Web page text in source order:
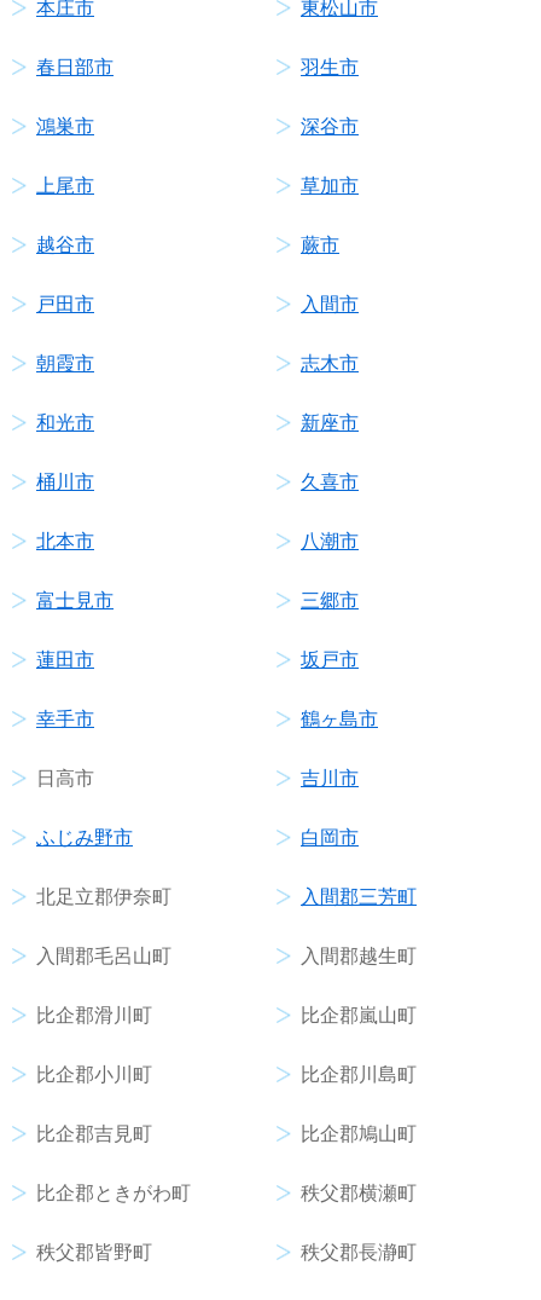
本庄市 東松山市
春日部市 羽生市
鴻巣市 深谷市
上尾市 草加市
越谷市 蕨市
戸田市 入間市
朝霞市 志木市
和光市 新座市
桶川市 久喜市
北本市 八潮市
富士見市 三郷市
蓮田市 坂戸市
幸手市 鶴ヶ島市
日高市 吉川市
ふじみ野市 白岡市
北足立郡伊奈町 入間郡三芳町
入間郡毛呂山町 入間郡越生町
比企郡滑川町 比企郡嵐山町
比企郡小川町 比企郡川島町
比企郡吉見町 比企郡鳩山町
比企郡ときがわ町 秩父郡横瀬町
秩父郡皆野町 秩父郡長瀞町